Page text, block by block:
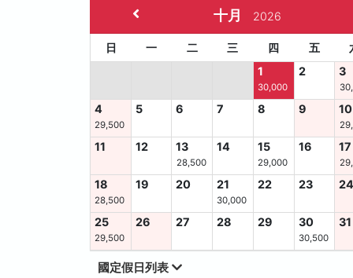
十月 2026
日 一 二 三 四 五
1
30,000
2 3
4
29,500
5 6 7 8 9 10
11 12 13
28,500
14 15
29,000
16 17
18
28,500
19 20 21
30,000
22 23
25
29,500
26 27 28 29 30
30,500
31
國定假日列表